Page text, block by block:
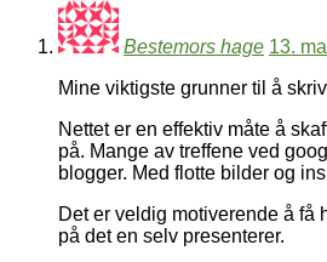
Bestemors hage 13.
Mine viktigste grunner til å
Nettet er en effektiv måte å
på. Mange av treffene ved
blogger. Med flotte bilder og
Det er veldig motiverende å få
på det en selv presenterer.